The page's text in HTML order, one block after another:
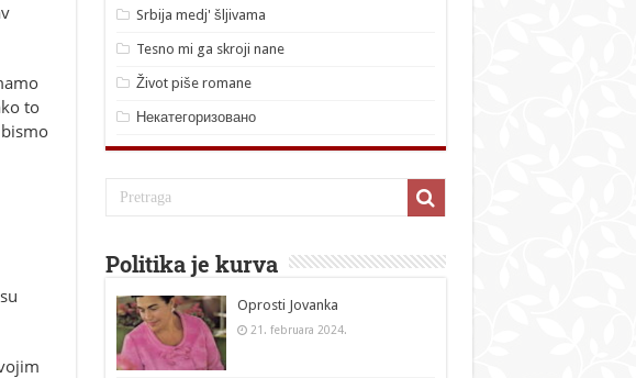
to
Srbija medj' šljivama
Tesno mi ga skroji nane
Život piše romane
Некатегоризовано
Politika je kurva
Oprosti Jovanka
21. februara 2024.